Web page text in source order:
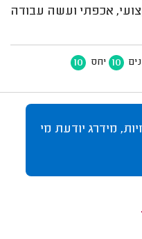
אכפתי ועשה עבודה
10 יחס 10
מידרג יודעת מי